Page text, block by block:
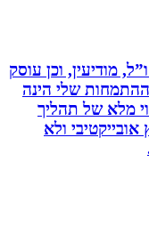
וכן עוסק
שלי הינה
של תהליך
ולא